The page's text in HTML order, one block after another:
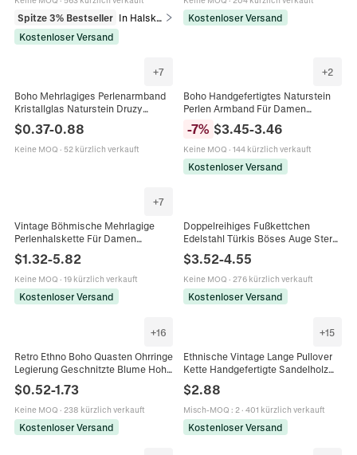
Spitze 3% Bestseller
Kostenloser Versand
Kostenloser Versand
+7
Boho Mehrlagiges Perlenarmband
Kristallglas Naturstein Druzy
Anhänger Elastischer
Modeschmuck Für Damen
$0.37-0.88
Keine MOQ · 52 kürzlich verkauft
+2
Boho Handgefertigtes Naturstein
Perlen Armband Für Damen
Mehrschichtig Verstellbar Ethnisch
Mode Schmuck Armband
Geschenk
-7% $3.45-3.46
Keine MOQ · 144 kürzlich verkauft
Kostenloser Versand
+7
Vintage Böhmische Mehrlagige
Perlenhalskette Für Damen
Unregelmäßiger Stein ABS
Legierung Ethno-Stil Lagen-
Schmuck
$1.32-5.82
Keine MOQ · 19 kürzlich verkauft
Kostenloser Versand
Doppelreihiges Fußkettchen
Edelstahl Türkis Böses Auge Stern
Lebensbaum Böhmischer Strand
Schmuck Für Damen
$3.52-4.55
Keine MOQ · 276 kürzlich verkauft
Kostenloser Versand
+16
Retro Ethno Boho Quasten Ohrringe
Legierung Geschnitzte Blume Hohl
Ohrringe Mit Stahl Ohrstift
$0.52-1.73
Keine MOQ · 238 kürzlich verkauft
Kostenloser Versand
+15
Ethnische Vintage Lange Pullover
Kette Handgefertigte Sandelholz
Geflochtene Kordel Boho Schmuck
$2.88
Misch-MOQ : 2· 401 kürzlich verkauft
Kostenloser Versand